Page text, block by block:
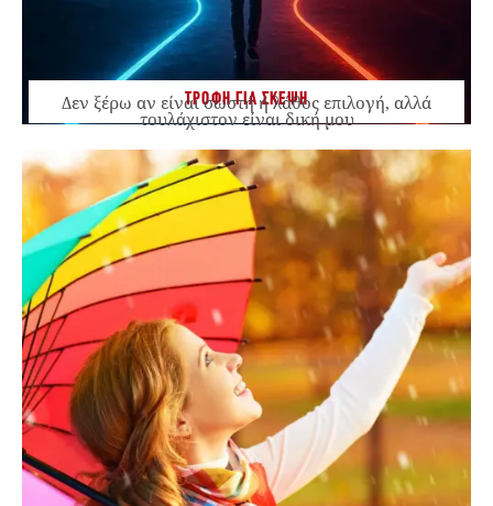
ΤΡΟΦΗ ΓΙΑ ΣΚΕΨΗ
Δεν ξέρω αν είναι σωστή ή λάθος επιλογή, αλλά
τουλάχιστον είναι δική μου